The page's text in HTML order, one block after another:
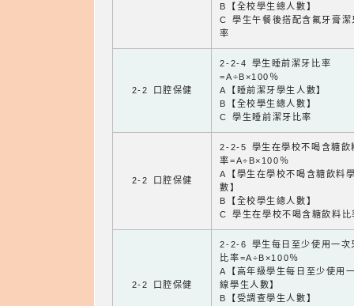
B【全校學生總人數】
C 學生午餐後搭配含氟牙膏潔
率
2-2 口腔保健
2-2-4 學生睡前潔牙比率
=A÷B×100％
A【睡前潔牙學生人數】
B【全校學生總人數】
C 學生睡前潔牙比率
2-2 口腔保健
2-2-5 學生在學校不喝含糖飲
率=A÷B×100％
A【學生在學校不喝含糖飲料
數】
B【全校學生總人數】
C 學生在學校不喝含糖飲料比
2-2 口腔保健
2-2-6 學生每日至少使用一次
比率=A÷B×100％
A【高年級學生每日至少使用
線學生人數】
B【受調查學生人數】